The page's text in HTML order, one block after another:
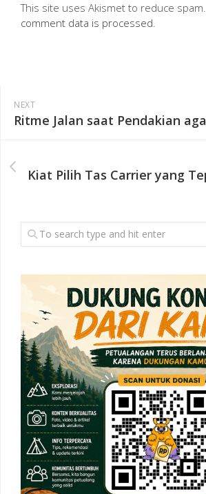
This site uses Akismet to reduce spam.
comment data is processed.
NEXT